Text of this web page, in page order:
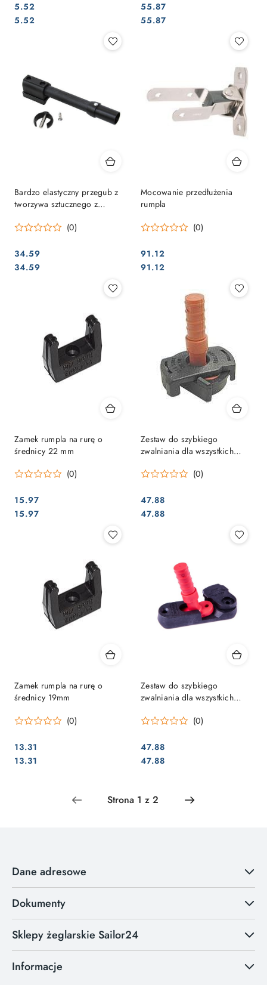
Cena:
5.52
Cena:
5.52 Cena:
55.87
Cena:
55.87
Bardzo elastyczny przegub z
tworzywa sztucznego z
(0)
Cena:
34.59
Cena:
34.59
Mocowanie przedłużenia
rumpla
(0)
Cena:
91.12
Cena:
91.12
Zamek rumpla na rurę o
średnicy 22 mm
(0)
Cena:
15.97
Cena:
15.97
Zestaw do szybkiego
zwalniania dla wszystkich
(0)
Cena:
47.88
Cena:
47.88
Zamek rumpla na rurę o
średnicy 19mm
(0)
Cena:
13.31
Cena:
13.31
Zestaw do szybkiego
zwalniania dla wszystkich
(0)
Cena:
47.88
Cena:
47.88
Dane adresowe
Dokumenty
Sklepy żeglarskie Sailor24
Informacje